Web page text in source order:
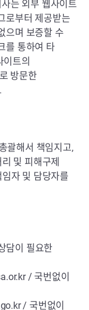
는 외부 웹사이트
로부터 제공받는
으며 보증할 수
를 통하여 타
트의
방문한
괄해서 책임지고,
및 피해구제
자 및 담당자를
담이 필요한
/ 국번없이
/ 국번없이